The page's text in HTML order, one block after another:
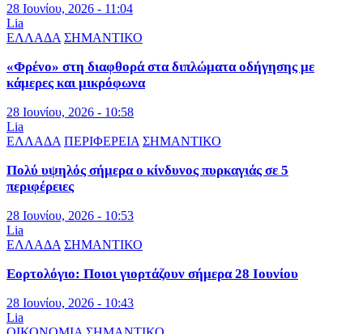
28 Ιουνίου, 2026 - 11:04
Lia
ΕΛΛΑΔΑ ΣΗΜΑΝΤΙΚΟ
«Φρένο» στη διαφθορά στα διπλώματα οδήγησης με
κάμερες και μικρόφωνα
28 Ιουνίου, 2026 - 10:58
Lia
ΕΛΛΑΔΑ ΠΕΡΙΦΕΡΕΙΑ ΣΗΜΑΝΤΙΚΟ
Πολύ υψηλός σήμερα ο κίνδυνος πυρκαγιάς σε 5
περιφέρειες
28 Ιουνίου, 2026 - 10:53
Lia
ΕΛΛΑΔΑ ΣΗΜΑΝΤΙΚΟ
Εορτολόγιο: Ποιοι γιορτάζουν σήμερα 28 Ιουνίου
28 Ιουνίου, 2026 - 10:43
Lia